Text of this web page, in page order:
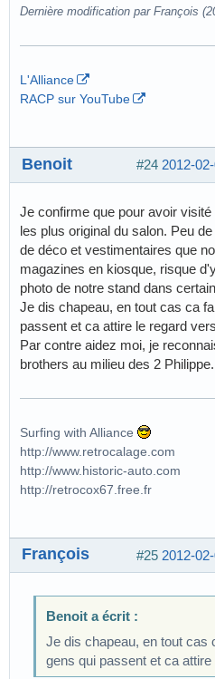
Dernière modification par François
L'Alliance
RACP sur YouTube
#24 2012-
Benoit
Je confirme que pour avoir
les plus original du salon. Peu
de déco et vestimentaires que
magazines en kiosque, risque
photo de notre stand dans
Je dis chapeau, en tout cas ca
passent et ca attire le regard
Par contre aidez moi, je
brothers au milieu des 2
Surfing with Alliance
http://www.retrocalage.com
http://www.historic-auto.com
http://retrocox67.free.fr
#25 2012-
François
Benoit a écrit :
Je dis chapeau, en tout cas
gens qui passent et ca